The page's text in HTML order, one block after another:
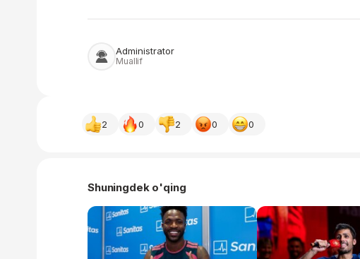
Administrator
Muallif
2 0 2 0 0
Shuningdek o'qing